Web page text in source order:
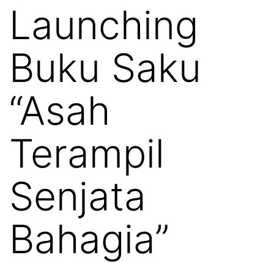
Launching
Buku Saku
“Asah
Terampil
Senjata
Bahagia”